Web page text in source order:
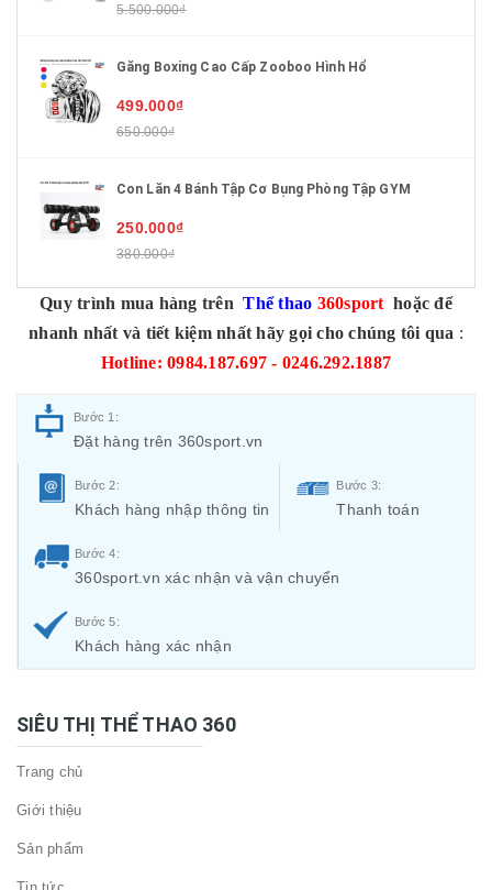
5.500.000₫
Găng Boxing Cao Cấp Zooboo Hình Hổ
499.000₫
650.000₫
Con Lăn 4 Bánh Tập Cơ Bụng Phòng Tập GYM
250.000₫
380.000₫
Quy trình mua hàng trên Thể thao 360sport hoặc để
nhanh nhất và tiết kiệm nhất hãy gọi cho chúng tôi qua :
Hotline: 0984.187.697 - 0246.292.1887
Bước 1:
Đặt hàng trên 360sport.vn
Bước 2:
Khách hàng nhập thông tin
Bước 3:
Thanh toán
Bước 4:
360sport.vn xác nhận và vận chuyển
Bước 5:
Khách hàng xác nhận
SIÊU THỊ THỂ THAO 360
Trang chủ
Giới thiệu
Sản phẩm